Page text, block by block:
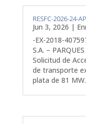
RESFC-2026-24-
Jun 3, 2026 |
-EX-2018-
S.A. –
Solicitud de
de transporte
plata de 81 MW.